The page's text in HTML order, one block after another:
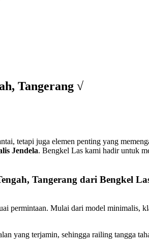
Tangerang √
tetapi juga elemen penting yang
Jendela. Bengkel Las kami hadir untuk
Tangerang dari Bengkel
permintaan. Mulai dari model
yang terjamin, sehingga railing tangga